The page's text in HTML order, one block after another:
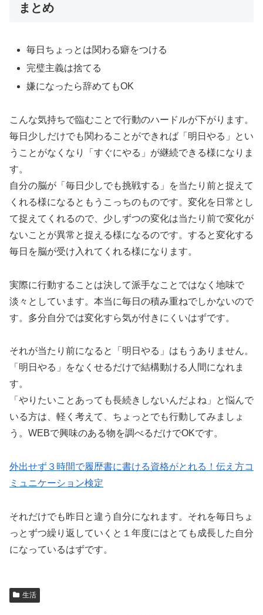
まとめ
毎日ちょっとは関わる癖をつける
完璧主義は捨てる
嫌になったら辞めてもOK
こんな気持ちで臨むことで行動のハードルが下がります。
毎日少しだけでも関わることができれば「明日やる」とい
うことがなくなり「すぐにやる」が継続できる様になりま
す。
自分の脳が「毎日少しでも挑戦する」を当たり前と捉えて
くれる様になるともうこっちのものです。変化を日常とし
て捉えてくれるので、少しずつの変化は当たり前で変化が
ないことが異常と捉える様になるのです。すると変化する
毎日を脳が受け入れてくれる様になります。
実際に行動することは決して派手なことではなく地味で
淡々としています。本当に毎日の積み重ねでしかないので
す。多分自分では変化すら気が付きにくいはずです。
それが当たり前になると「明日やる」はもうありません。
「明日やる」をなくせるだけで結構動ける人間になれま
す。
「やりたいことあっても長続きしないんだよね」と悩んで
いる方は、軽く考えて、ちょっとでも行動してみましょ
う。WEBで興味のある物を調べるだけでOKです。
外出せず３時間で履歴書に書ける資格がとれる！伝え方コ
ミュニケーション検定
それだけでも昨日と違う自分になれます。それを毎日ちょ
っとずつ繰り返していくと１年度にはとても成長した自分
になっているはずです。
生活